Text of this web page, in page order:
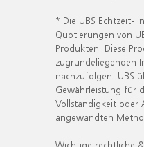
* Die UBS Echtzeit-
Quotierungen von
Produkten. Diese
zugrundeliegenden
nachzufolgen. UBS
Gewährleistung für
Vollständigkeit oder
angewandten